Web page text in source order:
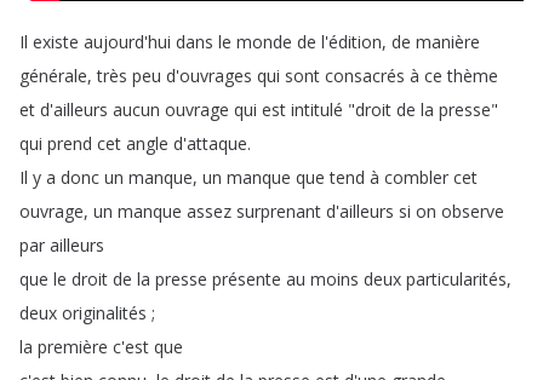
Il existe aujourd'hui dans le monde de l'édition, de manière
générale,très peu d'ouvrages qui sont consacrés à ce thème
et d'ailleurs aucun ouvrage qui est intitulé "droit de la presse"
qui prend cet angle d'attaque.
Il y a donc un manque, un manque que tend à combler cet
ouvrage, un manque assez surprenant d'ailleurs si on observe
par ailleurs
que le droit de la presse présente au moins deux particularités,
deux originalités ;
la première c'est que